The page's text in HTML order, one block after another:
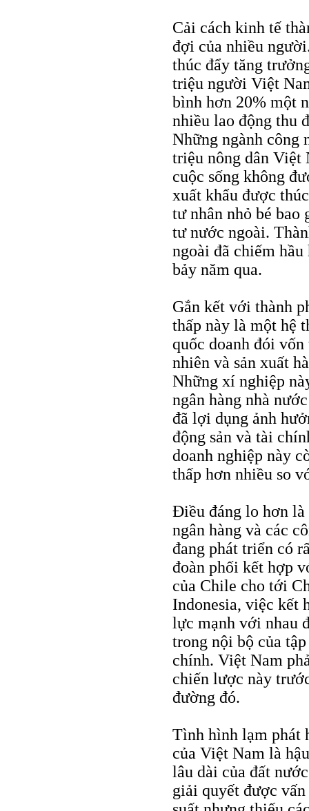
Cải cách kinh tế
đợi của nhiều
thúc đẩy tăng
triệu người Việt
bình hơn 20% một
nhiều lao động thu
Những ngành công
triệu nông dân Việt
cuộc sống không
xuất khẩu được
tư nhân nhỏ bé bao
tư nước ngoài.
ngoài đã chiếm
bảy năm qua.
Gắn kết với thành
thấp này là một hệ
quốc doanh đói
nhiên và sản xuất
Những xí nghiệp
ngân hàng nhà
đã lợi dụng ảnh
động sản và tài
doanh nghiệp này
thấp hơn nhiều so
Điều đáng lo hơn là
ngân hàng và các
đang phát triển có
đoàn phối kết hợp
của Chile cho tới
Indonesia, việc kết
lực mạnh với nhau
trong nội bộ của
chính. Việt Nam
chiến lược này
đường đó.
Tình hình lạm phát
của Việt Nam là
lâu dài của đất
giải quyết được